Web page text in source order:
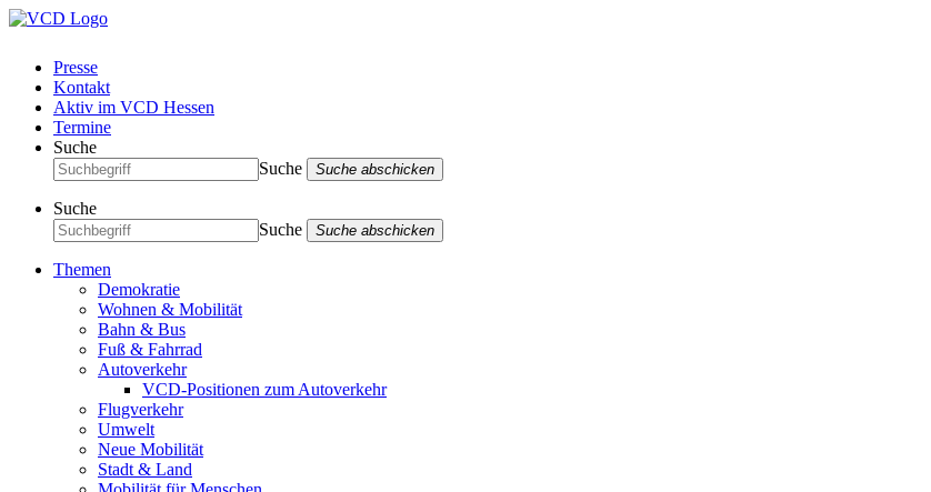
Presse
Kontakt
Aktiv im VCD Hessen
Termine
Suche
Suche
Suche abschicken
Suche
Suche
Suche abschicken
Themen
Demokratie
Wohnen & Mobilität
Bahn & Bus
Fuß & Fahrrad
Autoverkehr
VCD-Positionen zum Autoverkehr
Flugverkehr
Umwelt
Neue Mobilität
Stadt & Land